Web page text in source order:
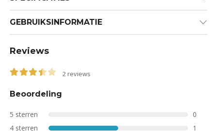
GEBRUIKSINFORMATIE
Reviews
2 reviews
Beoordeling
5 sterren
0
4 sterren
1